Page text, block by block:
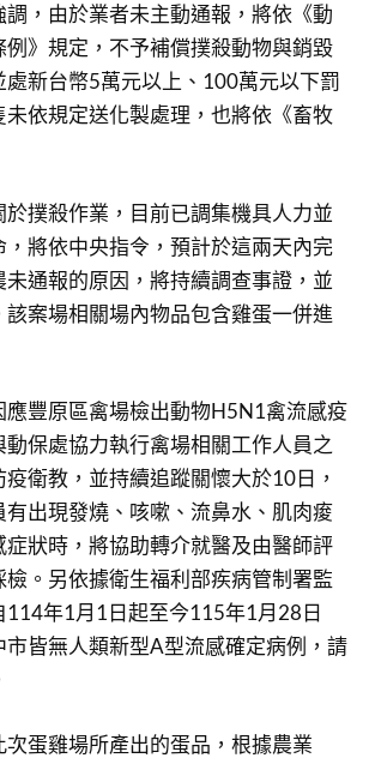
，由於業者未主動通報，將依《動
例》規定，不予補償撲殺動物與銷毀
處新台幣5萬元以上、100萬元以下罰
未依規定送化製處理，也將依《畜牧
於撲殺作業，目前已調集機具人力並
，將依中央指令，預計於這兩天內完
未通報的原因，將持續調查事證，並
案場相關場內物品包含雞蛋一併進
應豐原區禽場檢出動物H5N1禽流感疫
動保處協力執行禽場相關工作人員之
衛教，並持續追蹤關懷大於10日，
有出現發燒、咳嗽、流鼻水、肌肉痠
症狀時，將協助轉介就醫及由醫師評
。另依據衛生福利部疾病管制署監
114年1月1日起至今115年1月28日
市皆無人類新型A型流感確定病例，請
蛋雞場所產出的蛋品，根據農業